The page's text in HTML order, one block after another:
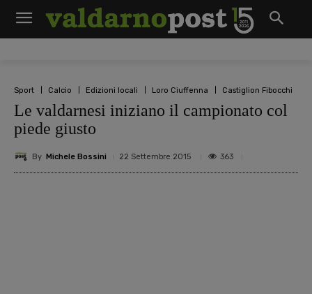
Sport Calcio Edizioni locali Loro Ciuffenna Castiglion Fibocchi
Le valdarnesi iniziano il campionato col
piede giusto
By Michele Bossini 22 Settembre 2015 363